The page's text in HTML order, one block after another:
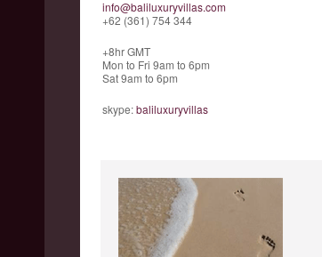
info@baliluxuryvillas.com
+62 (361) 754 344
+8hr GMT
Mon to Fri 9am to 6pm
Sat 9am to 6pm
skype: baliluxuryvillas